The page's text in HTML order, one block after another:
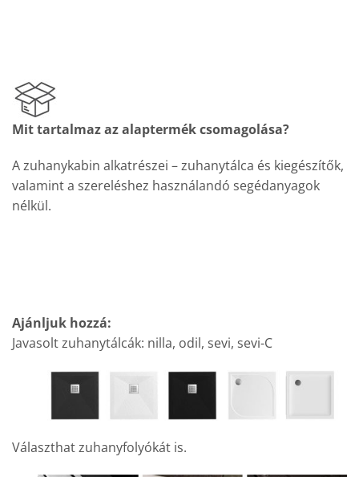
Mit tartalmaz az alaptermék csomagolása?
A zuhanykabin alkatrészei – zuhanytálca és kiegészítők,
valamint a szereléshez használandó segédanyagok
nélkül.
Ajánljuk hozzá:
Javasolt zuhanytálcák: nilla, odil, sevi, sevi-C
Választhat zuhanyfolyókát is.